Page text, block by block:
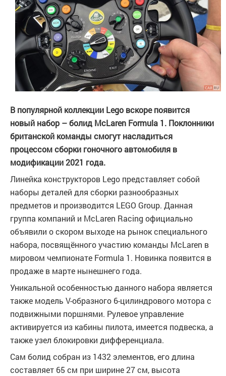
В популярной коллекции Lego вскоре появится
новый набор – болид McLaren Formula 1. Поклонники
британской команды смогут насладиться
процессом сборки гоночного автомобиля в
модификации 2021 года.
Линейка конструкторов Lego представляет собой
наборы деталей для сборки разнообразных
предметов и производится LEGO Group. Данная
группа компаний и McLaren Racing официально
объявили о скором выходе на рынок специального
набора, посвящённого участию команды McLaren в
мировом чемпионате Formula 1. Новинка появится в
продаже в марте нынешнего года.
Уникальной особенностью данного набора является
также модель V-образного 6-цилиндрового мотора с
подвижными поршнями. Рулевое управление
активируется из кабины пилота, имеется подвеска, а
также узел блокировки дифференциала.
Сам болид собран из 1432 элементов, его длина
составляет 65 см при ширине 27 см, высота